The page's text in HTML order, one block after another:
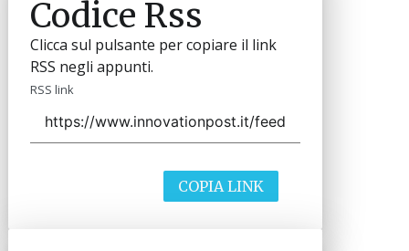
Codice Rss
Clicca sul pulsante per copiare il link
RSS negli appunti.
RSS link
COPIA LINK